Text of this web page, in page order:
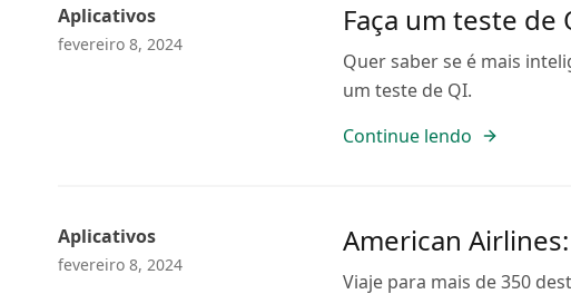
Aplicativos
fevereiro 8, 2024
Faça um teste
Quer saber se é mais
um teste de QI.
Continue lendo
Aplicativos
fevereiro 8, 2024
American
Viaje para mais de 350